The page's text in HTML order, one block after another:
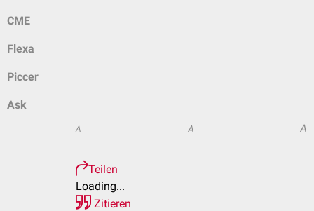
CME
Flexa
Piccer
Ask
A A A
Teilen
Loading...
Zitieren